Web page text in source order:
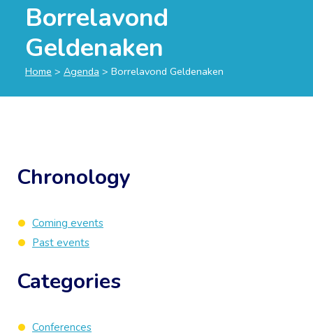
Borrelavond
Geldenaken
Home > Agenda > Borrelavond Geldenaken
Chronology
Coming events
Past events
Categories
Conferences